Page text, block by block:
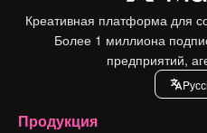
Креативная платформа для
Более 1 миллиона
предприятий,
Продукция